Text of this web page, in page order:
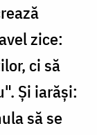
zice:
ci să
Și iarăşi:
să se